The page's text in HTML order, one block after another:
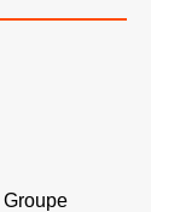
Groupe